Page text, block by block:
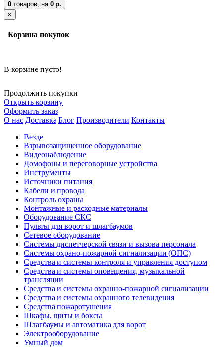
0 товаров, на 0 р.
×
Корзина покупок
В корзине пусто!
Продолжить покупки
Открыть корзину
Оформить заказ
О нас Доставка Блог Производители Контакты
Везде
Взрывозащищенное оборудование
Видеонаблюдение
Домофоны и переговорные устройства
Инструменты
Источники питания
Кабели и провода
Контроль охраны
Монтажные и расходные материалы
Оборудование СКС
Пульты для ворот и шлагбаумов
Сетевое оборудование
Системы диспетчерской связи и вызова персонала
Системы охрано-пожарной сигнализации (ОПС)
Средства и системы контроля и управления доступом
Средства и системы оповещения, музыкальной
трансляции
Средства и системы охранно-пожарной сигнализации
Средства и системы охранного телевидения
Средства пожаротушения
Шкафы, щиты и боксы
Шлагбаумы и автоматика для ворот
Электрооборудование
Умный дом